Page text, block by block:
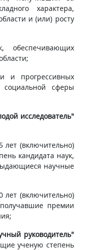
характера,
и (или) росту
обеспечивающих
и прогрессивных
социальной сферы
исследователь"
лет (включительно)
кандидата наук,
научные
лет (включительно)
премии
руководитель"
ученую степень